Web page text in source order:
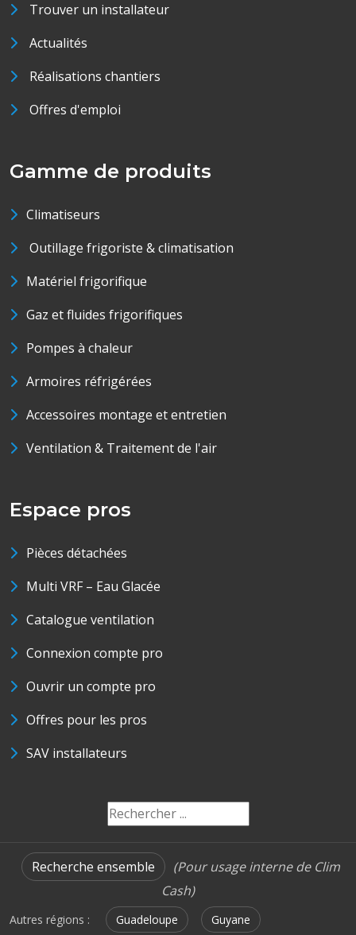
Trouver un installateur
Actualités
Réalisations chantiers
Offres d'emploi
Gamme de produits
Climatiseurs
Outillage frigoriste & climatisation
Matériel frigorifique
Gaz et fluides frigorifiques
Pompes à chaleur
Armoires réfrigérées
Accessoires montage et entretien
Ventilation & Traitement de l'air
Espace pros
Pièces détachées
Multi VRF – Eau Glacée
Catalogue ventilation
Connexion compte pro
Ouvrir un compte pro
Offres pour les pros
SAV installateurs
Recherche ensemble
(Pour usage interne de Clim
Cash)
Autres régions : Guadeloupe Guyane